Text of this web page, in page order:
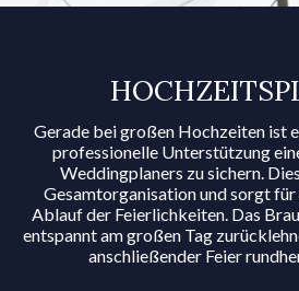
Gerade bei großen Hochzeiten ist
professionelle Unterstützung
Weddingplaners zu sichern.
Gesamtorganisation und sorgt für
Ablauf der Feierlichkeiten. Das
entspannt am großen Tag
anschließender Feier